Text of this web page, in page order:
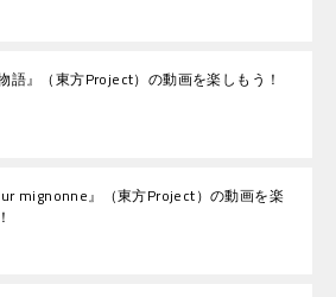
語』（東方Project）の動画を楽しもう！
mignonne』（東方Project）の動画を楽